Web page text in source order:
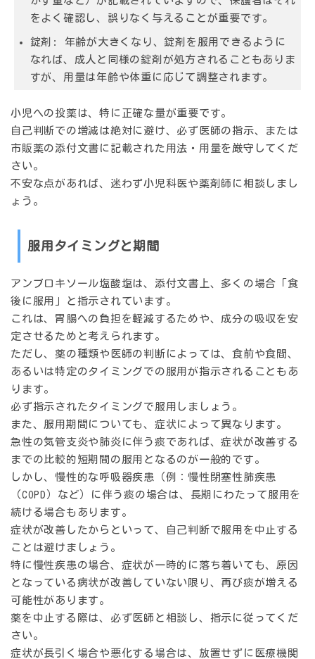
をよく確認し、誤りなく与えることが重要です。
錠剤:
年齢が大きくなり、錠剤を服用できるように
なれば、成人と同様の錠剤が処方されることもありま
すが、用量は年齢や体重に応じて調整されます。
小児への投薬は、特に正確な量が重要です。
自己判断での増減は絶対に避け、必ず医師の指示、または
市販薬の添付文書に記載された用法・用量を厳守してくだ
さい。
不安な点があれば、迷わず小児科医や薬剤師に相談しまし
ょう。
服用タイミングと期間
アンブロキソール塩酸塩は、添付文書上、多くの場合「食
後に服用」と指示されています。
これは、胃腸への負担を軽減するためや、成分の吸収を安
定させるためと考えられます。
ただし、薬の種類や医師の判断によっては、食前や食間、
あるいは特定のタイミングでの服用が指示されることもあ
ります。
必ず指示されたタイミングで服用しましょう。
また、服用期間についても、症状によって異なります。
急性の気管支炎や肺炎に伴う痰であれば、症状が改善する
までの比較的短期間の服用となるのが一般的です。
しかし、慢性的な呼吸器疾患（例：慢性閉塞性肺疾患
（COPD）など）に伴う痰の場合は、長期にわたって服用を
続ける場合もあります。
症状が改善したからといって、自己判断で服用を中止する
ことは避けましょう。
特に慢性疾患の場合、症状が一時的に落ち着いても、原因
となっている病状が改善していない限り、再び痰が増える
可能性があります。
薬を中止する際は、必ず医師と相談し、指示に従ってくだ
さい。
症状が長引く場合や悪化する場合は、放置せずに医療機関